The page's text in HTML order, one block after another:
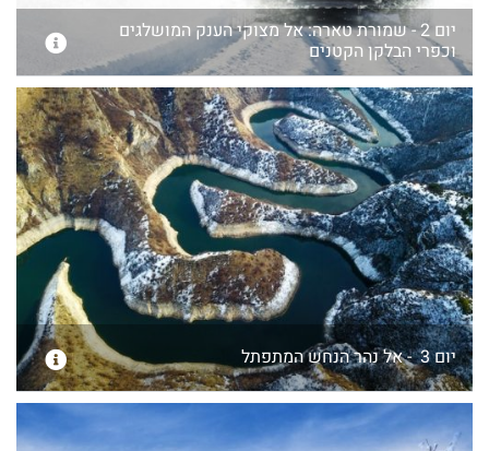
יום 2 - שמורת טארה: אל מצוקי הענק המושלגים
וכפרי הבלקן הקטנים
יום 3 - אל נהר הנחש המתפתל